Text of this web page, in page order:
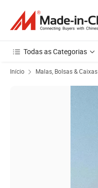
Todas as Categorias
Início Malas, Bolsas & Caixas